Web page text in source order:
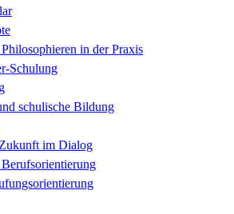
in der Praxis
Schulung
schulische Bildung
im Dialog